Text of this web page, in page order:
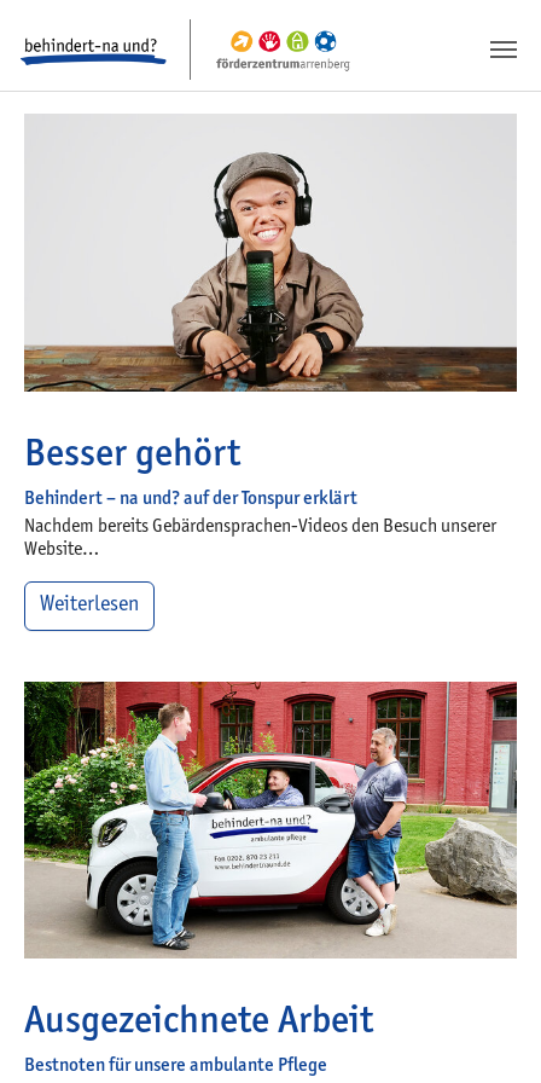
Besser gehört
Behindert – na und? auf der Tonspur erklärt
Nachdem bereits Gebärdensprachen-Videos den Besuch unserer
Website…
Weiterlesen
Ausgezeichnete Arbeit
Bestnoten für unsere ambulante Pflege